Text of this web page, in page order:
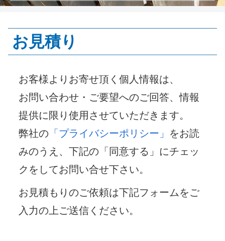
お見積り
お客様よりお寄せ頂く個人情報は、
お問い合わせ・ご要望へのご回答、情報
提供に限り使用させていただきます。
弊社の 「プライバシーポリシー」
をお読
みのうえ、下記の「同意する」にチェッ
クをしてお問い合せ下さい。
お見積もりのご依頼は下記フォームをご
入力の上ご送信ください。